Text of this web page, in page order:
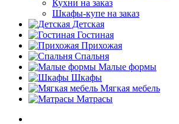
Кухни на заказ
Шкафы-купе на заказ
Детская
Гостиная
Прихожая
Спальня
Малые формы
Шкафы
Мягкая мебель
Матрасы